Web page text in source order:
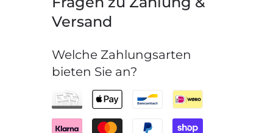
Versand
Welche Zahlungsarten
bieten Sie an?